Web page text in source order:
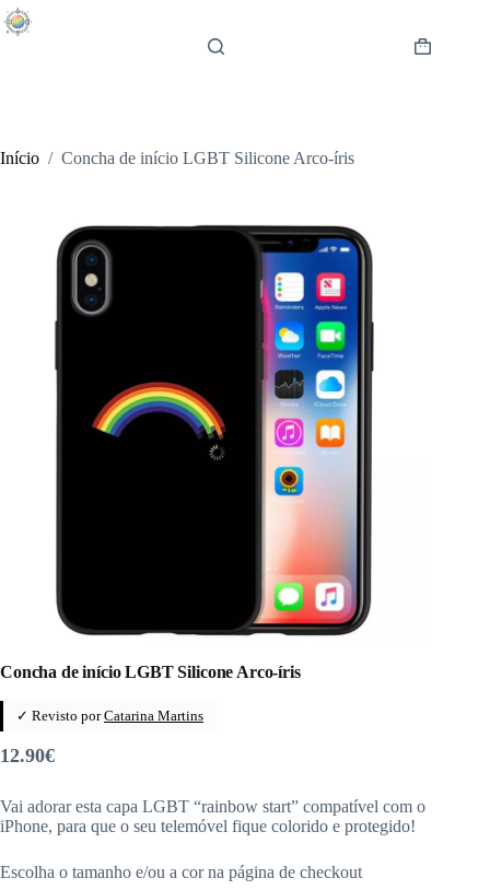
Pular
para
Carrinho
Início / Concha de início LGBT Silicone Arco-íris
Concha de início LGBT Silicone Arco-íris
✓ Revisto porCatarina Martins
12.90€
Vai adorar esta capa LGBT “rainbow start” compatível com o
iPhone, para que o seu telemóvel fique colorido e protegido!
Escolha o tamanho e/ou a cor na página de checkout